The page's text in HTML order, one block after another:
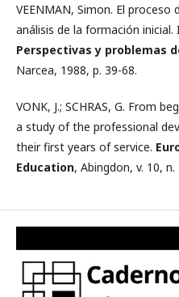
VEENMAN, Simon. El proceso
análisis de la formación inicial.
Perspectivas y problemas
Narcea, 1988, p. 39-68.
VONK, J.; SCHRAS, G. From
a study of the professional
their first years of service.
Education, Abingdon, v. 10,